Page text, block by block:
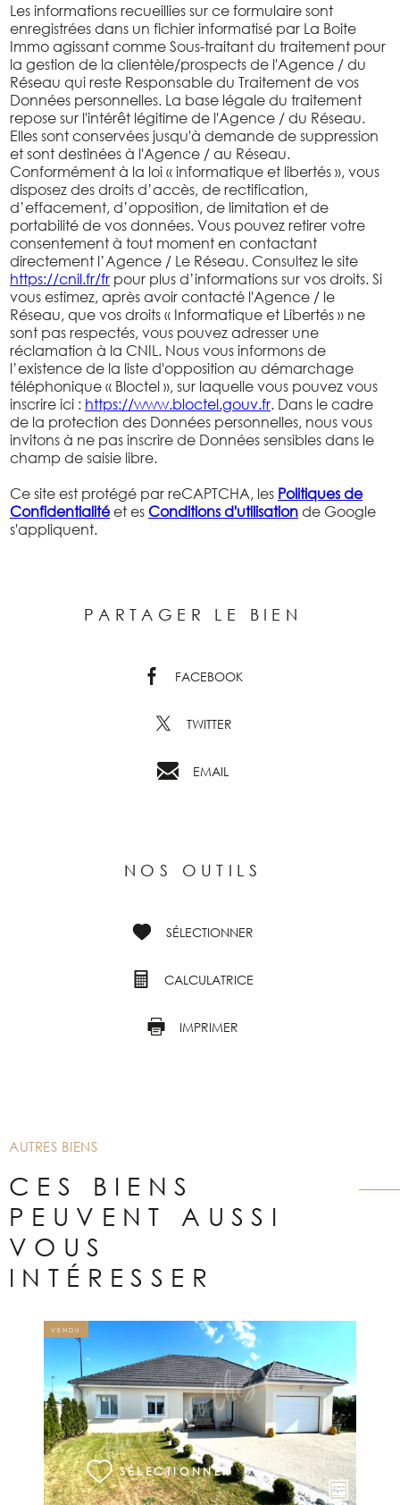
Les informations recueillies sur ce formulaire sont
enregistrées dans un fichier informatisé par La Boite
Immo agissant comme Sous-traitant du traitement pour
la gestion de la clientèle/prospects de l'Agence / du
Réseau qui reste Responsable du Traitement de vos
Données personnelles. La base légale du traitement
repose sur l'intérêt légitime de l'Agence / du Réseau.
Elles sont conservées jusqu'à demande de suppression
et sont destinées à l'Agence / au Réseau.
Conformément à la loi « informatique et libertés », vous
disposez des droits d’accès, de rectification,
d’effacement, d’opposition, de limitation et de
portabilité de vos données. Vous pouvez retirer votre
consentement à tout moment en contactant
directement l’Agence / Le Réseau. Consultez le site
https://cnil.fr/fr pour plus d’informations sur vos droits. Si
vous estimez, après avoir contacté l'Agence / le
Réseau, que vos droits « Informatique et Libertés » ne
sont pas respectés, vous pouvez adresser une
réclamation à la CNIL. Nous vous informons de
l’existence de la liste d'opposition au démarchage
téléphonique « Bloctel », sur laquelle vous pouvez vous
inscrire ici : https://www.bloctel.gouv.fr. Dans le cadre
de la protection des Données personnelles, nous vous
invitons à ne pas inscrire de Données sensibles dans le
champ de saisie libre.
Ce site est protégé par reCAPTCHA, les Politiques de
Confidentialitéet es Conditions d'utilisation de Google
s'appliquent.
PARTAGER LE BIEN
FACEBOOK
TWITTER
EMAIL
NOS OUTILS
SÉLECTIONNER
CALCULATRICE
IMPRIMER
AUTRES BIENS
CES BIENS
PEUVENT AUSSI
VOUS
INTÉRESSER
VENDU
SÉLECTIONNER
VOIR LE BIEN